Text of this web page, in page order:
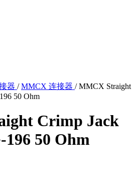
器 / MMCX 连接器 / MMCX Straight
50 Ohm
Crimp Jack
50 Ohm